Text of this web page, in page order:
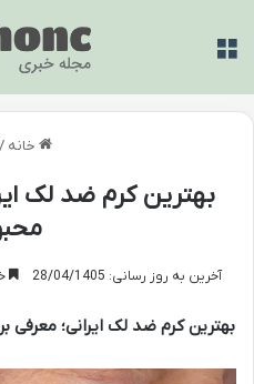
خانه /
بهترین کرم ضد لک
آخرین به روز رسانی: 28/04/1405
بهترین کرم ضد لک ایرانی؛ معرفی